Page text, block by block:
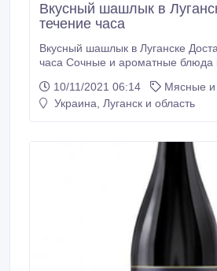
Вкyсный шашлык в
течение часа
Вкусный шашлык в Луганске Доставка в течение
часа Сочные и ароматные блюда на мангале
отличной погодой и приятным
времяпрепровождением.
хлопотного приготовления.
10/11/2021 06:14
Мясные и
Украина, Луганск и область